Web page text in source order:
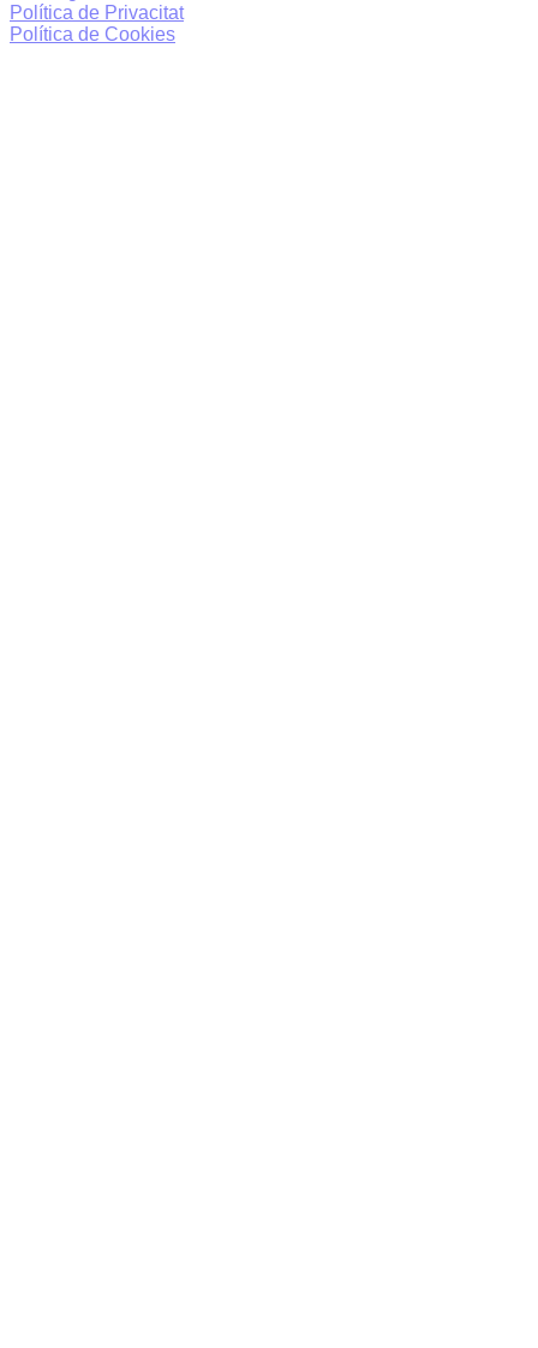
Política de Privacitat
Política de Cookies